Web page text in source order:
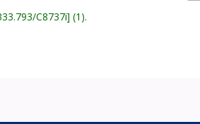
C8737i (1).